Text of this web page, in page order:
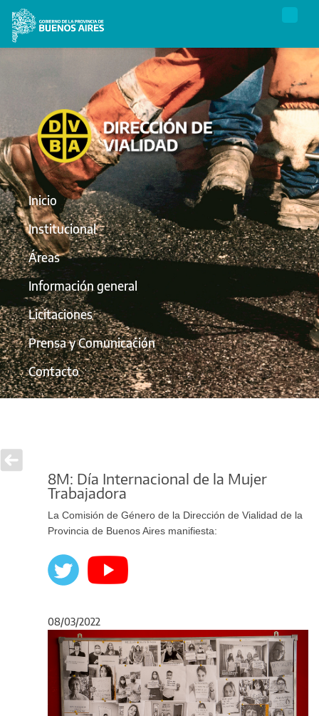
Inicio
Institucional
Áreas
Información general
Licitaciones
Prensa y Comunicación
Contacto
8M: Día Internacional de la Mujer
Trabajadora
La Comisión de Género de la Dirección de Vialidad de la
Provincia de Buenos Aires manifiesta:
08/03/2022
Anterior